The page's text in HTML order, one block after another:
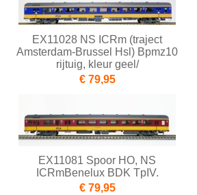
EX11028 NS ICRm (traject
Amsterdam-Brussel Hsl) Bpmz10
rijtuig, kleur geel/
€ 79,95
EX11081 Spoor HO, NS
ICRmBenelux BDK TpIV.
€ 79,95